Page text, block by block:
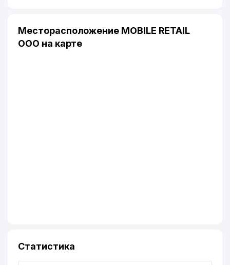
Месторасположение MOBILE RETAIL
ООО на карте
Статистика